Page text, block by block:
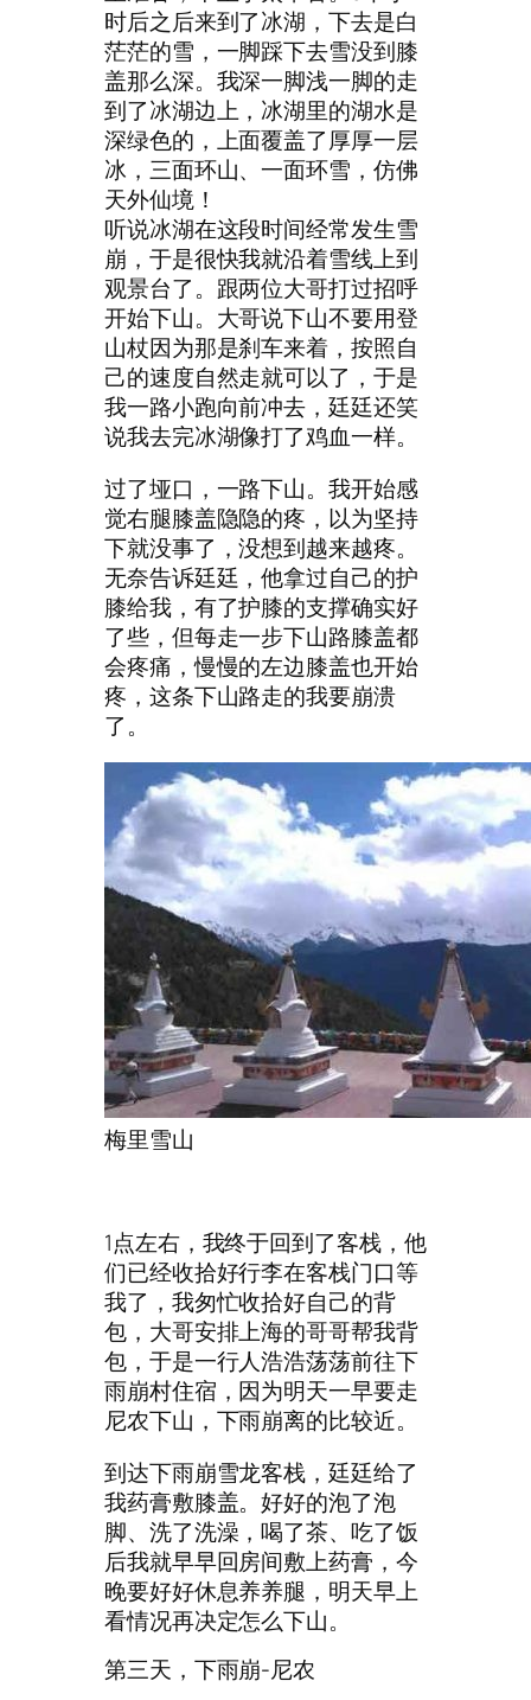
时后之后来到了冰湖，下去是白
茫茫的雪，一脚踩下去雪没到膝
盖那么深。我深一脚浅一脚的走
到了冰湖边上，冰湖里的湖水是
深绿色的，上面覆盖了厚厚一层
冰，三面环山、一面环雪，仿佛
天外仙境！
听说冰湖在这段时间经常发生雪
崩，于是很快我就沿着雪线上到
观景台了。跟两位大哥打过招呼
开始下山。大哥说下山不要用登
山杖因为那是刹车来着，按照自
己的速度自然走就可以了，于是
我一路小跑向前冲去，廷廷还笑
说我去完冰湖像打了鸡血一样。
过了垭口，一路下山。我开始感
觉右腿膝盖隐隐的疼，以为坚持
下就没事了，没想到越来越疼。
无奈告诉廷廷，他拿过自己的护
膝给我，有了护膝的支撑确实好
了些，但每走一步下山路膝盖都
会疼痛，慢慢的左边膝盖也开始
疼，这条下山路走的我要崩溃
了。
梅里雪山
1点左右，我终于回到了客栈，他
们已经收拾好行李在客栈门口等
我了，我匆忙收拾好自己的背
包，大哥安排上海的哥哥帮我背
包，于是一行人浩浩荡荡前往下
雨崩村住宿，因为明天一早要走
尼农下山，下雨崩离的比较近。
到达下雨崩雪龙客栈，廷廷给了
我药膏敷膝盖。好好的泡了泡
脚、洗了洗澡，喝了茶、吃了饭
后我就早早回房间敷上药膏，今
晚要好好休息养养腿，明天早上
看情况再决定怎么下山。
第三天，下雨崩-尼农